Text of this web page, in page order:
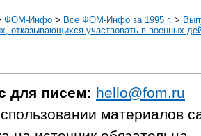
ФOM-Инфо > Все ФОМ-Инфо за 1995 г. >
отказывающихся участвовать в военных
для писем: hello@fom.ru
материалов